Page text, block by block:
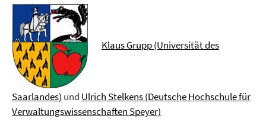
Klaus Grupp (Universität des
Saarlandes) und Ulrich Stelkens (Deutsche Hochschule für
Verwaltungswissenschaften Speyer)